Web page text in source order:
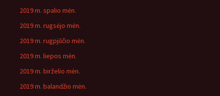
2019 m. spalio mėn.
2019 m. rugsėjo mėn.
2019 m. rugpjūčio mėn.
2019 m. liepos mėn.
2019 m. birželio mėn.
2019 m. balandžio mėn.